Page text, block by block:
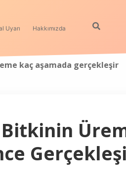
Uyarı Hakkımızda
kaç aşamada gerçekleşir